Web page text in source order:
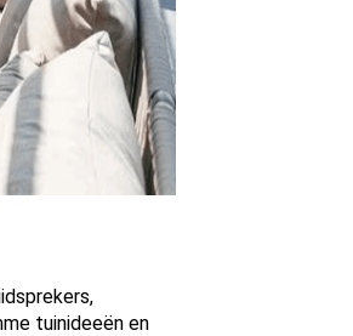
tuinideeën en